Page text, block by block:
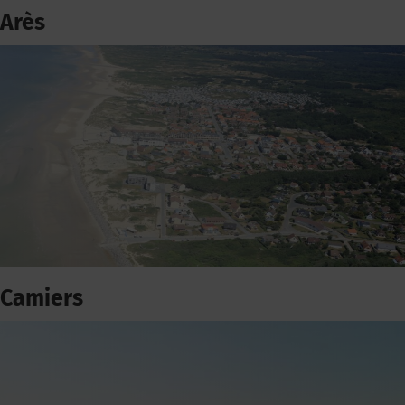
Arès
Camiers